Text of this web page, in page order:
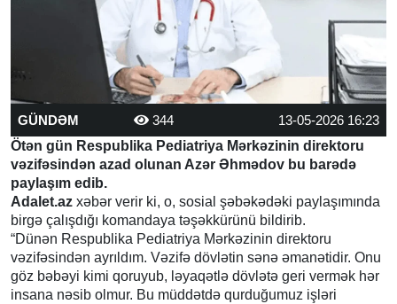
GÜNDƏM 344
13-05-2026 16:23
Ötən gün Respublika Pediatriya Mərkəzinin direktoru
vəzifəsindən azad olunan Azər Əhmədov bu barədə
paylaşım edib.
Adalet.az xəbər verir ki, o, sosial şəbəkədəki paylaşımında
birgə çalışdığı komandaya təşəkkürünü bildirib.
“Dünən Respublika Pediatriya Mərkəzinin direktoru
vəzifəsindən ayrıldım. Vəzifə dövlətin sənə əmanətidir. Onu
göz bəbəyi kimi qoruyub, ləyaqətlə dövlətə geri vermək hər
insana nəsib olmur. Bu müddətdə qurduğumuz işləri